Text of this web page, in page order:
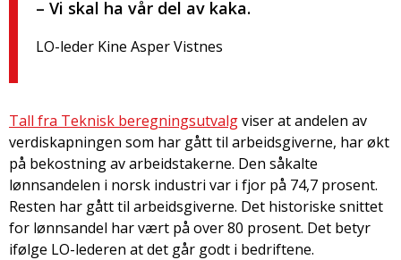
– Vi skal ha vår del av kaka.
LO-leder Kine Asper Vistnes
Tall fra Teknisk beregningsutvalgviser at andelen av
verdiskapningen som har gått til arbeidsgiverne, har økt
på bekostning av arbeidstakerne. Den såkalte
lønnsandelen i norsk industri var i fjor på 74,7 prosent.
Resten har gått til arbeidsgiverne. Det historiske snittet
for lønnsandel har vært på over 80 prosent. Det betyr
ifølge LO-lederen at det går godt i bedriftene.